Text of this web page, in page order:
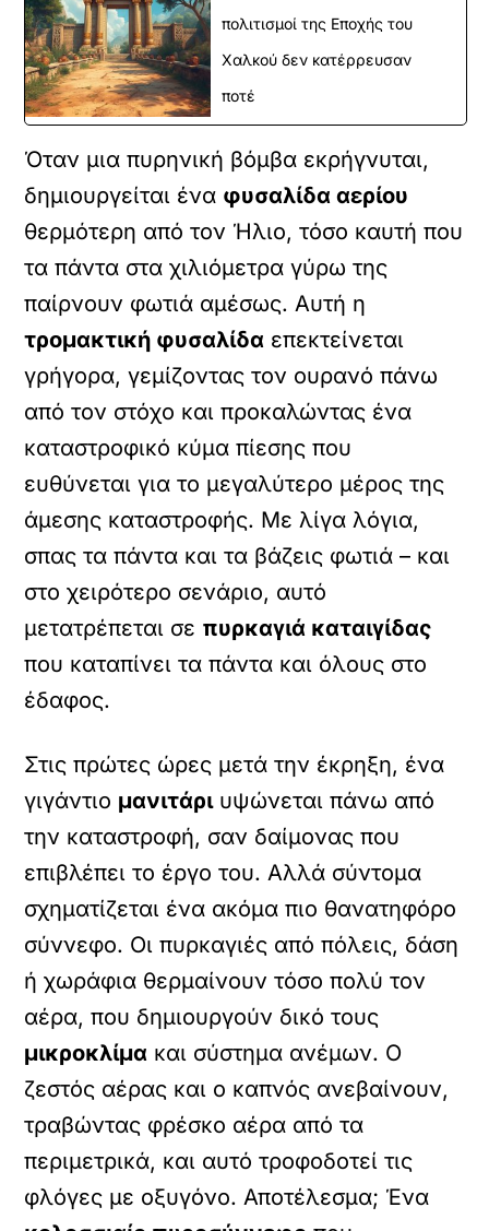
πολιτισμοί της Εποχής του
Χαλκού δεν κατέρρευσαν
ποτέ
Όταν μια πυρηνική βόμβα εκρήγνυται,
δημιουργείται ένα φυσαλίδα αερίου
θερμότερη από τον Ήλιο, τόσο καυτή που
τα πάντα στα χιλιόμετρα γύρω της
παίρνουν φωτιά αμέσως. Αυτή η
τρομακτική φυσαλίδα επεκτείνεται
γρήγορα, γεμίζοντας τον ουρανό πάνω
από τον στόχο και προκαλώντας ένα
καταστροφικό κύμα πίεσης που
ευθύνεται για το μεγαλύτερο μέρος της
άμεσης καταστροφής. Με λίγα λόγια,
σπας τα πάντα και τα βάζεις φωτιά – και
στο χειρότερο σενάριο, αυτό
μετατρέπεται σε πυρκαγιά καταιγίδας
που καταπίνει τα πάντα και όλους στο
έδαφος.
Στις πρώτες ώρες μετά την έκρηξη, ένα
γιγάντιο μανιτάριυψώνεται πάνω από
την καταστροφή, σαν δαίμονας που
επιβλέπει το έργο του. Αλλά σύντομα
σχηματίζεται ένα ακόμα πιο θανατηφόρο
σύννεφο. Οι πυρκαγιές από πόλεις, δάση
ή χωράφια θερμαίνουν τόσο πολύ τον
αέρα, που δημιουργούν δικό τους
μικροκλίμα και σύστημα ανέμων. Ο
ζεστός αέρας και ο καπνός ανεβαίνουν,
τραβώντας φρέσκο αέρα από τα
περιμετρικά, και αυτό τροφοδοτεί τις
φλόγες με οξυγόνο. Αποτέλεσμα; Ένα